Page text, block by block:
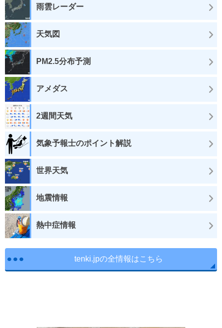
雨雲レーダー
天気図
PM2.5分布予測
アメダス
2週間天気
気象予報士のポイント解説
世界天気
地震情報
熱中症情報
tenki.jpの全情報はこちら